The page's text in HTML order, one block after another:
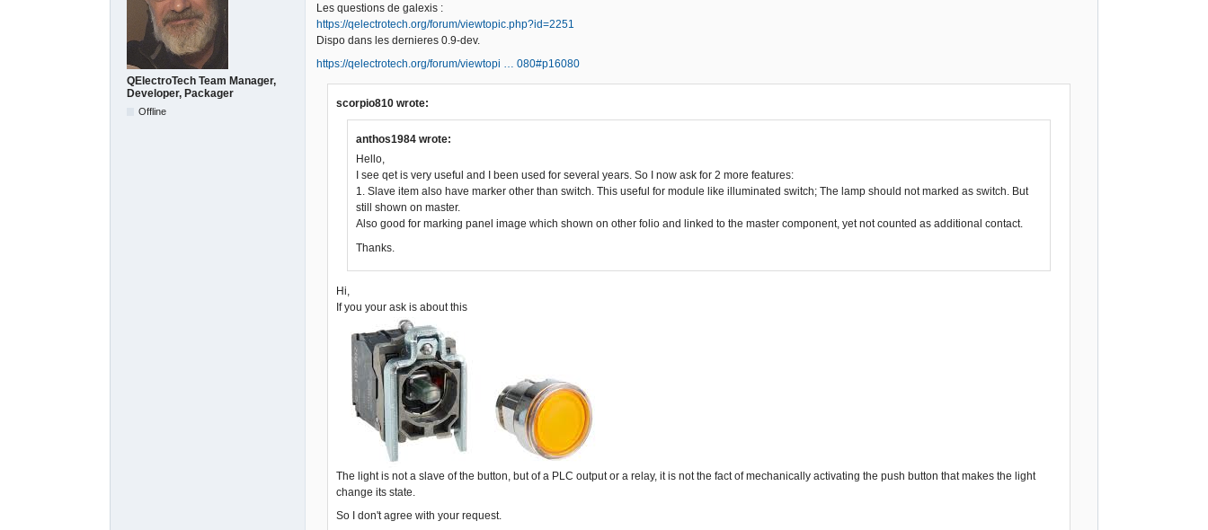
QElectroTech Team Manager,
Developer, Packager
Offline
Les questions de galexis :
https://qelectrotech.org/forum/viewtopic.php?id=2251
Dispo dans les dernieres 0.9-dev.
https://qelectrotech.org/forum/viewtopi … 080#p16080
scorpio810 wrote:
anthos1984 wrote:
Hello,
I see qet is very useful and I been used for several years. So I now ask for 2 more features:
1. Slave item also have marker other than switch. This useful for module like illuminated switch; The lamp should not marked as switch. But
still shown on master.
Also good for marking panel image which shown on other folio and linked to the master component, yet not counted as additional contact.
Thanks.
Hi,
If you your ask is about this
The light is not a slave of the button, but of a PLC output or a relay, it is not the fact of mechanically activating the push button that makes the light
change its state.
So I don't agree with your request.